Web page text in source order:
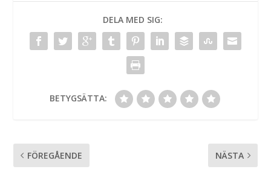
DELA MED SIG:
BETYGSÄTTA:
FÖREGÅENDE NÄSTA